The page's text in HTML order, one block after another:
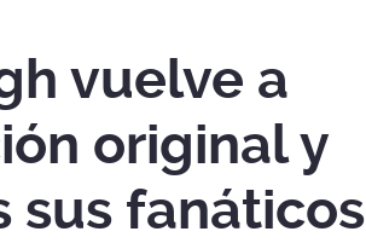
vuelve a
original y
sus fanáticos